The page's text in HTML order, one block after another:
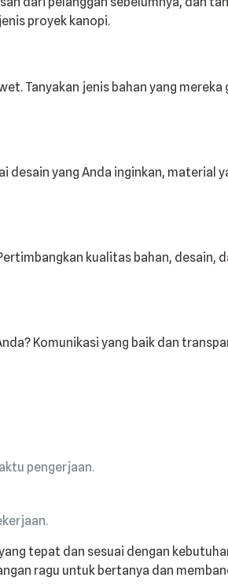
proyek kanopi.
Tanyakan jenis bahan yang mereka
desain yang Anda inginkan, material
kualitas bahan, desain,
Komunikasi yang baik dan
pengerjaan.
tepat dan sesuai dengan
ragu untuk bertanya dan